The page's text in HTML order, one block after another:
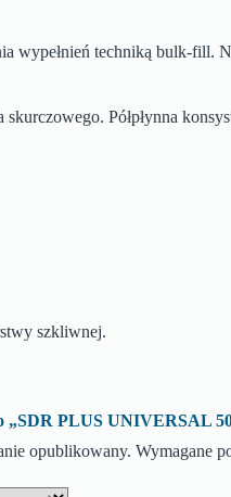
wypełnień techniką bulk-fill.
Półpłynna
szkliwnej.
„SDR PLUS UNIVERSAL
opublikowany. Wymagane